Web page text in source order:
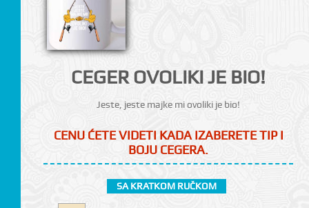
CEGER OVOLIKI JE BIO!
Jeste, jeste majke mi ovoliki je bio!
CENU ĆETE VIDETI KADA IZABERETE TIP I
BOJU CEGERA.
SA KRATKOM RUČKOM